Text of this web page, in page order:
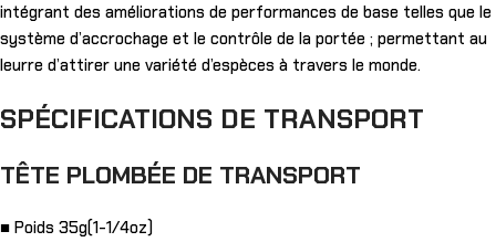
intégrant des améliorations de performances de base telles que le
système d’accrochage et le contrôle de la portée ; permettant au
leurre d’attirer une variété d’espèces à travers le monde.
SPÉCIFICATIONS DE TRANSPORT
TÊTE PLOMBÉE DE TRANSPORT
■ Poids 35g(1-1/4oz)